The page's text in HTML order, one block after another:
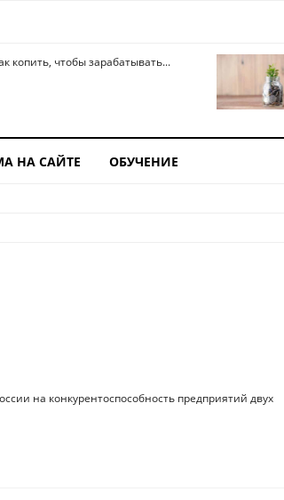
копить, чтобы зарабатывать...
НА САЙТЕ ОБУЧЕНИЕ
на конкурентоспособность предприя­тий двух